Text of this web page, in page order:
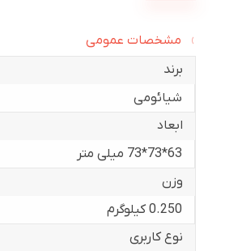
مشخصات عمومی
برند
شیائومی
ابعاد
63*73*73 میلی متر
وزن
0.250 کیلوگرم
نوع کاربری